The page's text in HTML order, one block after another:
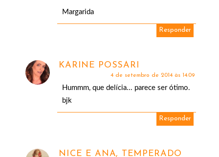
Margarida
Responder
KARINE POSSARI
4 de setembro de 2014 às 14:09
Hummm, que delícia... parece ser ótimo.
bjk
Responder
NICE E ANA, TEMPERADO